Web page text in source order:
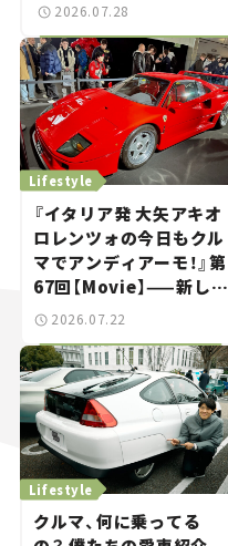
2026.07.28
Lifestyle
『イタリア発 大矢アキオ
ロレンツォの今日もクル
マでアンディアーモ！』第
67回【Movie】——新しい
スーパーカーショーで起
きた、若者たちの「驚き」
2026.07.22
Lifestyle
クルマ、何に乗ってる